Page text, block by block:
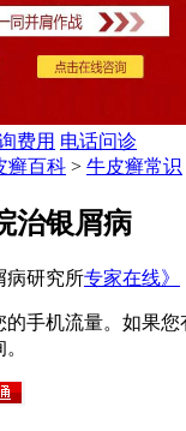
费用 电话问诊
癣百科 > 牛皮癣常识
治银屑病
病研究所专家在线》
手机流量。如果您